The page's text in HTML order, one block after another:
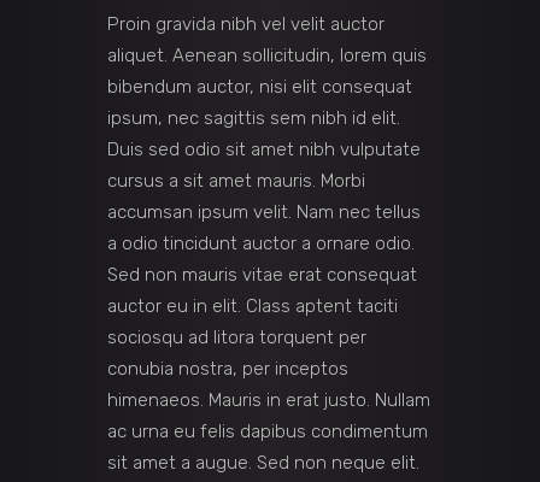
Proin gravida nibh vel velit auctor
aliquet. Aenean sollicitudin, lorem quis
bibendum auctor, nisi elit consequat
ipsum, nec sagittis sem nibh id elit.
Duis sed odio sit amet nibh vulputate
cursus a sit amet mauris. Morbi
accumsan ipsum velit. Nam nec tellus
a odio tincidunt auctor a ornare odio.
Sed non mauris vitae erat consequat
auctor eu in elit. Class aptent taciti
sociosqu ad litora torquent per
conubia nostra, per inceptos
himenaeos. Mauris in erat justo. Nullam
ac urna eu felis dapibus condimentum
sit amet a augue. Sed non neque elit.